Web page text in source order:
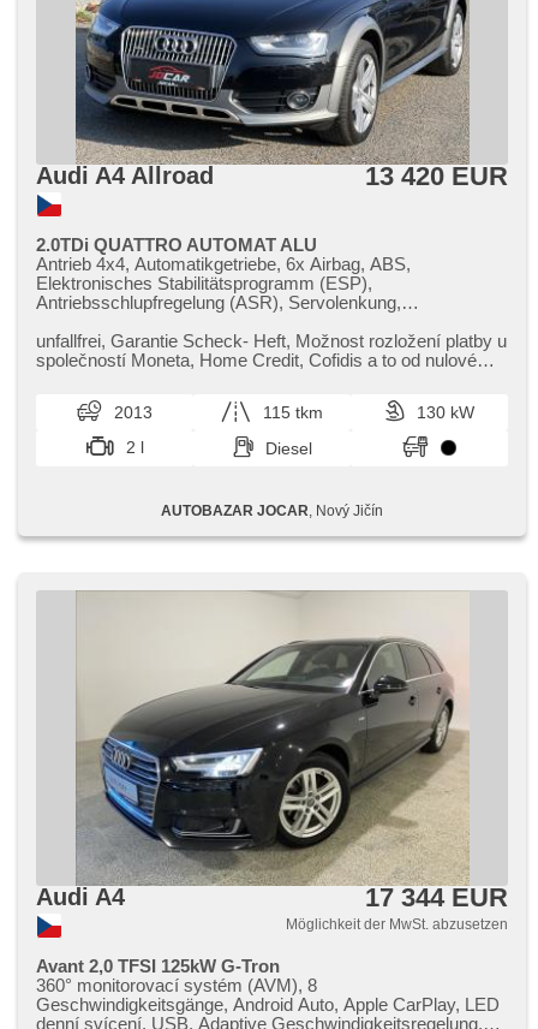
Audi A4 Allroad 13 420 EUR
2.0TDi QUATTRO AUTOMAT ALU
Antrieb 4x4, Automatikgetriebe, 6x Airbag, ABS,
Elektronisches Stabilitätsprogramm (ESP),
Antriebsschlupfregelung (ASR), Servolenkung,
svícení, Alufelgen, Bordcomputer, Navigation, parkovací
senzory zadní, Lenkrad einstellbar, Multifunktionslenkrad,
hands free, El. Seitenscheiben, Dachträger, El.
Klappspiegel, El. Spiegel, Wegfahrsperre,
Zentralverriegelung mit Funkfernbedienung,
Zentralverriegelung, isofix, höheneinstellbare Sitze,
beheizte Spiegel, Teilbare Rücksitzbank, zadní loketní
opěrka, Heckscheibenwischer, Getönte Scheiben,
unfallfrei,​ Garantie Scheck​- Heft,​ Možnost rozložení platby u
společností Moneta,​ Home Credit,​ Cofidis a to od nulové
2013 115 tkm
130 kW
2 l
Diesel
AUTOBAZAR JOCAR , Nový Jičín
Audi A4 17 344 EUR
Möglichkeit der MwSt. abzusetzen
Avant 2,0 TFSI 125kW G-Tron
360° monitorovací systém (AVM), 8
Geschwindigkeitsgänge, Android Auto, Apple CarPlay, LED
denní svícení, USB, Adaptive Geschwindigkeitsregelung,